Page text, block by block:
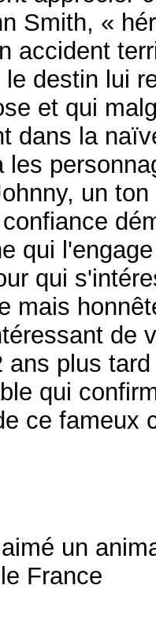
Smith, «
accident
destin lui
et qui
dans la
les
un
qui
qui
mais
de
ans plus
qui
ce fameux
un
France